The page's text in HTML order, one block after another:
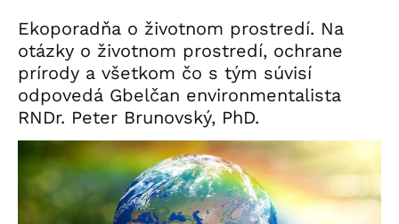
Ekoporadňa o životnom prostredí. Na
otázky o životnom prostredí, ochrane
prírody a všetkom čo s tým súvisí
odpovedá Gbelčan environmentalista
RNDr. Peter Brunovský, PhD.